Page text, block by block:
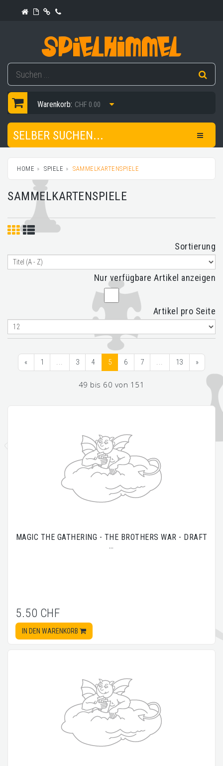
Warenkorb: CHF 0.00
SELBER SUCHEN...
HOME SPIELE SAMMELKARTENSPIELE
SAMMELKARTENSPIELE
Sortierung
Nur verfügbare Artikel anzeigen
Artikel pro Seite
« 1 ... 3 4 5 6 7 ... 13 »
49 bis 60 von 151
MAGIC THE GATHERING - THE BROTHERS WAR - DRAFT
…
5.50 CHF
IN DEN WARENKORB